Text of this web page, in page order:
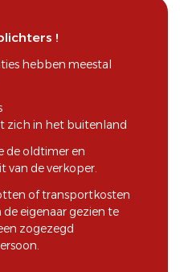
!
hebben meestal
zich in het buitenland
de oldtimer en
van de verkoper.
of transportkosten
eigenaar gezien te
zogezegd